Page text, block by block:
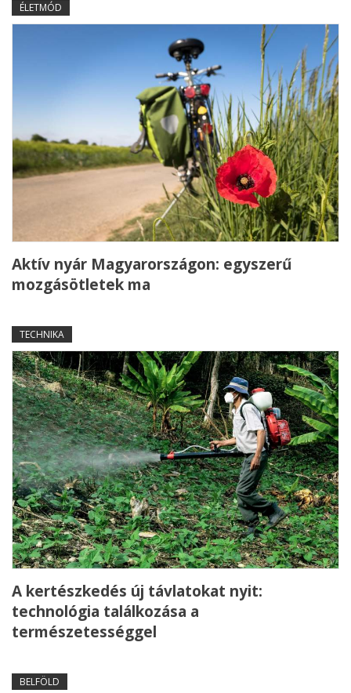
ÉLETMÓD
Aktív nyár Magyarországon: egyszerű
mozgásötletek ma
TECHNIKA
A kertészkedés új távlatokat nyit:
technológia találkozása a
természetességgel
BELFÖLD